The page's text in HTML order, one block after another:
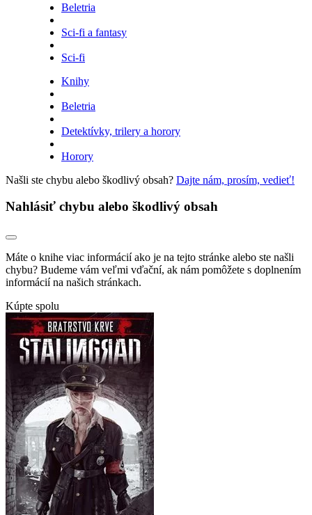
Beletria
Sci-fi a fantasy
Sci-fi
Knihy
Beletria
Detektívky, trilery a horory
Horory
Našli ste chybu alebo škodlivý obsah? Dajte nám, prosím, vedieť!
Nahlásiť chybu alebo škodlivý obsah
Máte o knihe viac informácií ako je na tejto stránke alebo ste našli
chybu? Budeme vám veľmi vďační, ak nám pomôžete s doplnením
informácií na našich stránkach.
Kúpte spolu